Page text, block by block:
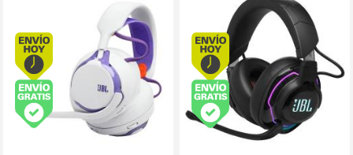
Envío hoy. Comprando antes de 13Hs.
Envío gratis (Ver Envíos y Pagos)
Envío hoy.
Envío gratis (Ver